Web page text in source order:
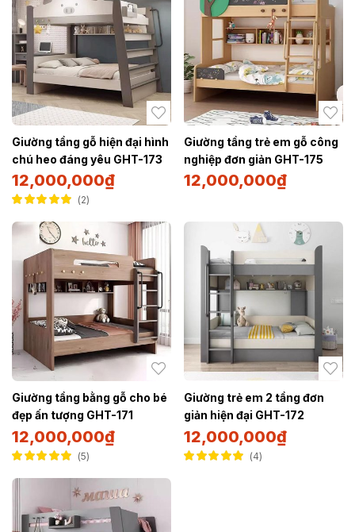
Giường tầng gỗ hiện đại hình
chú heo đáng yêu GHT-173
12,000,000₫
5.005 sao
2
Giường tầng trẻ em gỗ công
nghiệp đơn giản GHT-175
12,000,000₫
Giường tầng bằng gỗ cho bé
đẹp ấn tượng GHT-171
12,000,000₫
5.005 sao
5
Giường trẻ em 2 tầng đơn
giản hiện đại GHT-172
12,000,000₫
4